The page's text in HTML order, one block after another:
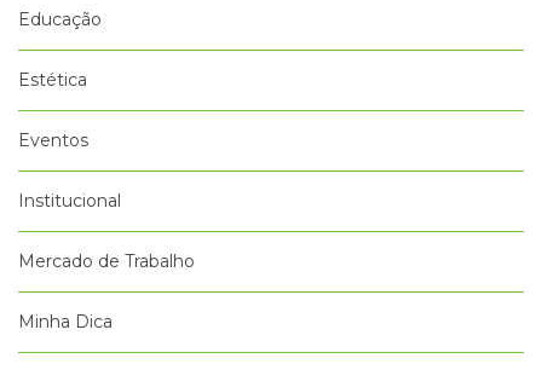
Educação
Estética
Eventos
Institucional
Mercado de Trabalho
Minha Dica